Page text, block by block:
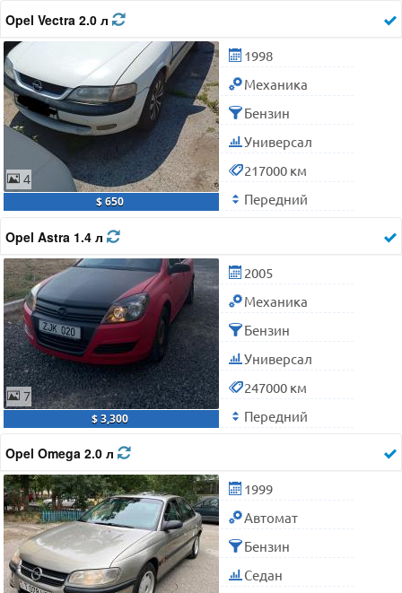
Opel Vectra 2.0 л
4
$ 650
1998
Механика
Бензин
Универсал
217000 км
Передний
Opel Astra 1.4 л
7
$ 3,300
2005
Механика
Бензин
Универсал
247000 км
Передний
Opel Omega 2.0 л
1999
Автомат
Бензин
Седан